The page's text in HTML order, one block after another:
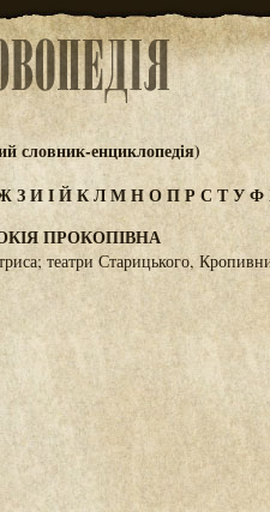
словник-енциклопедія)
ЗИІЙКЛМНОПРС ТУФ
ПРОКОПІВНА
театри Старицького,